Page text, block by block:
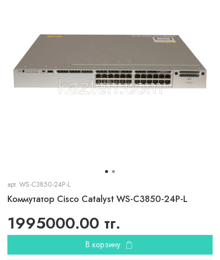
арт. WS-C3850-24P-L
Коммутатор Cisco Catalyst WS-C3850-24P-L
1995000.00 тг.
В корзину